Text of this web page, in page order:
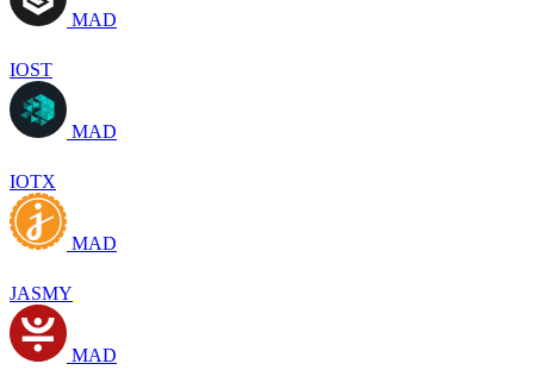
MAD
IOST
MAD
IOTX
MAD
JASMY
MAD